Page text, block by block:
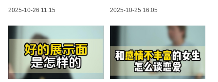
2025-10-26 11:15 2025-10-25 16:05